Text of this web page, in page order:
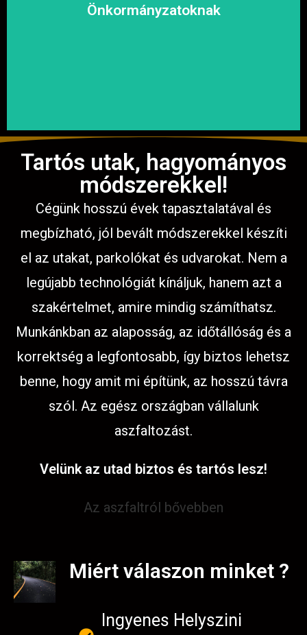
Önkormányzatoknak
garantáljuk a hosszú távú és fenntartható
Tartós utak, hagyományos
módszerekkel!
Cégünk hosszú évek tapasztalatával és
megbízható, jól bevált módszerekkel készíti
el az utakat, parkolókat és udvarokat. Nem a
legújabb technológiát kínáljuk, hanem azt a
szakértelmet, amire mindig számíthatsz.
Munkánkban az alaposság, az időtállóság és a
korrektség a legfontosabb, így biztos lehetsz
benne, hogy amit mi építünk, az hosszú távra
szól. Az egész országban vállalunk
aszfaltozást.
Velünk az utad biztos és tartós lesz!
Az aszfaltról bővebben
Miért válaszon minket ?
Ingyenes Helyszini